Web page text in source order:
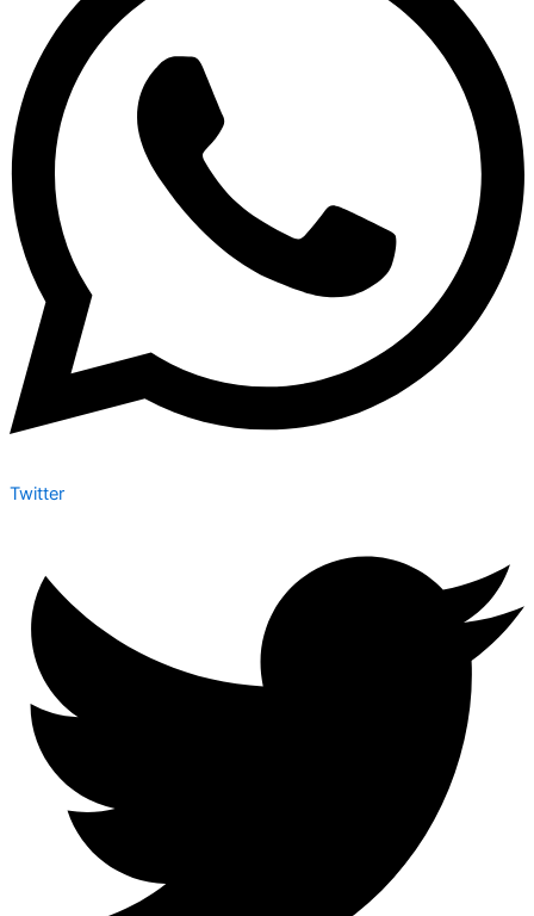
Twitter